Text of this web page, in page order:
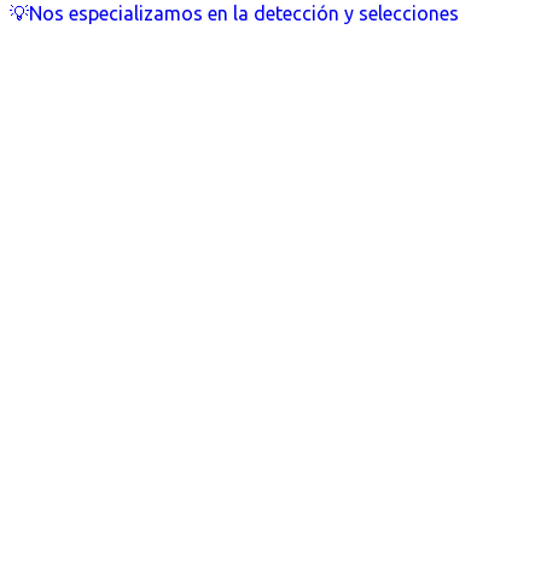
💡Nos especializamos en la detección y selecciones